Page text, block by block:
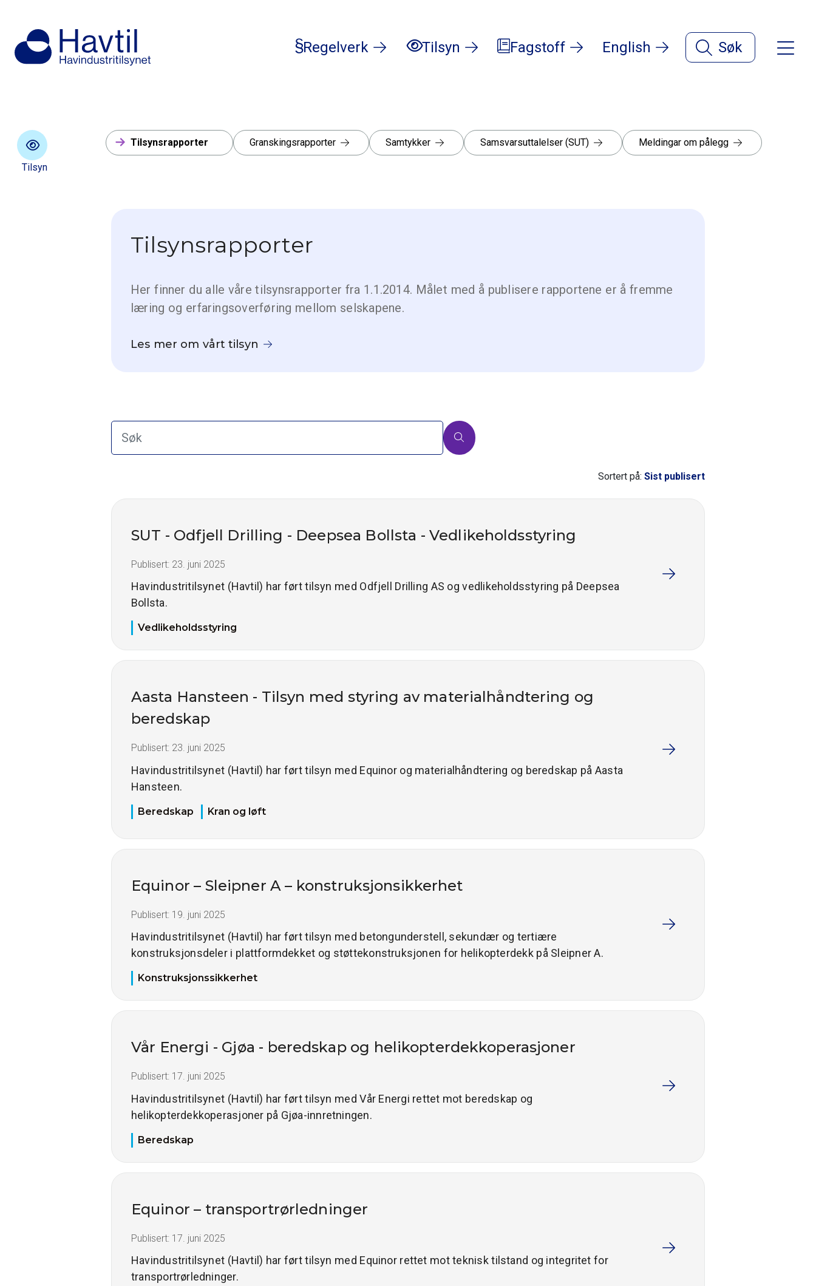
Regelverk Tilsyn Fagstoff English Søk
Tilsyn
Tilsynsrapporter Granskingsrapporter Samtykker Samsvarsuttalelser (SUT) Meldingar om pålegg
Tilsynsrapporter
Her finner du alle våre tilsynsrapporter fra 1.1.2014. Målet med å publisere rapportene er å fremme
læring og erfaringsoverføring mellom selskapene.
Les mer om vårt tilsyn
Sortert på: Sist publisert
SUT - Odfjell Drilling - Deepsea Bollsta - Vedlikeholdsstyring
Publisert: 23. juni 2025
Havindustritilsynet (Havtil) har ført tilsyn med Odfjell Drilling AS og vedlikeholdsstyring på Deepsea
Bollsta.
Vedlikeholdsstyring
Aasta Hansteen - Tilsyn med styring av materialhåndtering og
beredskap
Publisert: 23. juni 2025
Havindustritilsynet (Havtil) har ført tilsyn med Equinor og materialhåndtering og beredskap på Aasta
Hansteen.
Beredskap Kran og løft
Equinor – Sleipner A – konstruksjonsikkerhet
Publisert: 19. juni 2025
Havindustritilsynet (Havtil) har ført tilsyn med betongunderstell, sekundær og tertiære
konstruksjonsdeler i plattformdekket og støttekonstruksjonen for helikopterdekk på Sleipner A.
Konstruksjonssikkerhet
Vår Energi - Gjøa - beredskap og helikopterdekkoperasjoner
Publisert: 17. juni 2025
Havindustritilsynet (Havtil) har ført tilsyn med Vår Energi rettet mot beredskap og
helikopterdekkoperasjoner på Gjøa-innretningen.
Beredskap
Equinor – transportrørledninger
Publisert: 17. juni 2025
Havindustritilsynet (Havtil) har ført tilsyn med Equinor rettet mot teknisk tilstand og integritet for
transportrørledninger.